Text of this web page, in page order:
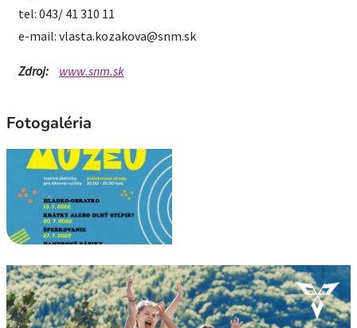
tel: 043/ 41 310 11
e-mail: vlasta.kozakova@snm.sk
Zdroj: www.snm.sk
Fotogaléria